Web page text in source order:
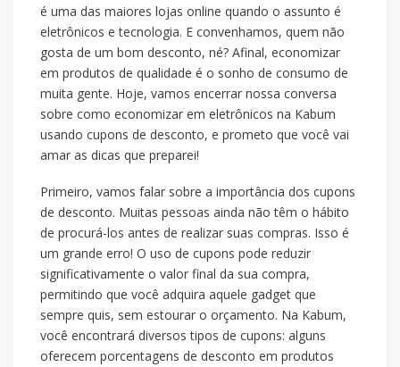
é uma das maiores lojas online quando o assunto é
eletrônicos e tecnologia. E convenhamos, quem não
gosta de um bom desconto, né? Afinal, economizar
em produtos de qualidade é o sonho de consumo de
muita gente. Hoje, vamos encerrar nossa conversa
sobre como economizar em eletrônicos na Kabum
usando cupons de desconto, e prometo que você vai
amar as dicas que preparei!
Primeiro, vamos falar sobre a importância dos cupons
de desconto. Muitas pessoas ainda não têm o hábito
de procurá-los antes de realizar suas compras. Isso é
um grande erro! O uso de cupons pode reduzir
significativamente o valor final da sua compra,
permitindo que você adquira aquele gadget que
sempre quis, sem estourar o orçamento. Na Kabum,
você encontrará diversos tipos de cupons: alguns
oferecem porcentagens de desconto em produtos